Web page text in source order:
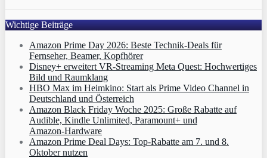
Wichtige Beiträge
Amazon Prime Day 2026: Beste Technik-Deals für
Fernseher, Beamer, Kopfhörer
Disney+ erweitert VR‑Streaming Meta Quest: Hochwertiges
Bild und Raumklang
HBO Max im Heimkino: Start als Prime Video Channel in
Deutschland und Österreich
Amazon Black Friday Woche 2025: Große Rabatte auf
Audible, Kindle Unlimited, Paramount+ und
Amazon‑Hardware
Amazon Prime Deal Days: Top-Rabatte am 7. und 8.
Oktober nutzen